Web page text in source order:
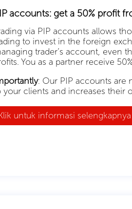
accounts: get a 50% profit
via PIP accounts allows
to invest in the foreign
trader’s account, even
You as a partner receive
: Our PIP accounts are
your clients and increases their
untuk informasi selengkapnya